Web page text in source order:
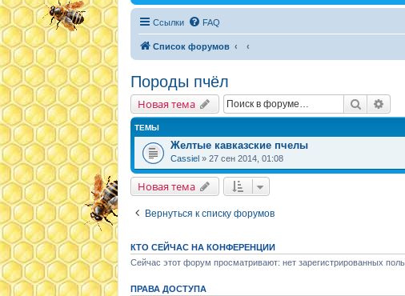
Ссылки FAQ
Список форумов
Породы пчёл
Новая тема Поиск
ТЕМЫ
Желтые кавказские пчелы
Cassiel » 27 сен 2014, 01:08
Новая тема
Вернуться к списку форумов
КТО СЕЙЧАС НА КОНФЕРЕНЦИИ
Сейчас этот форум просматривают: нет зарегистрированных
ПРАВА ДОСТУПА